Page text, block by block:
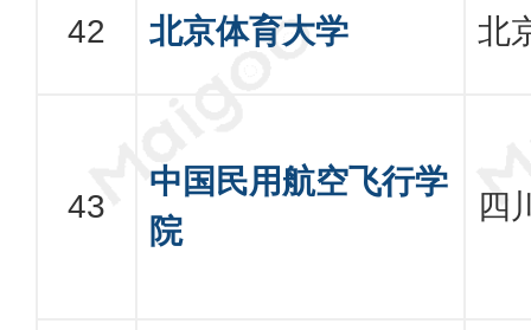
北京体育大学 北
中国民用航空飞行学
院
四